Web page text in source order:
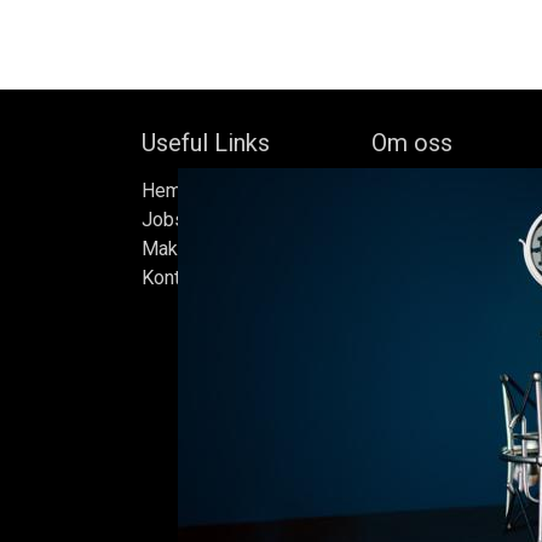
Useful Links
Hem
Jobs
Make Good
Kontakta oss
Om oss
oberoende
av Bock Brewery,
Efter nästan trettio
bryggde vi den
iskällare som
Ölen bryggs i små
sats måste
standarder vi
endast det bästa är